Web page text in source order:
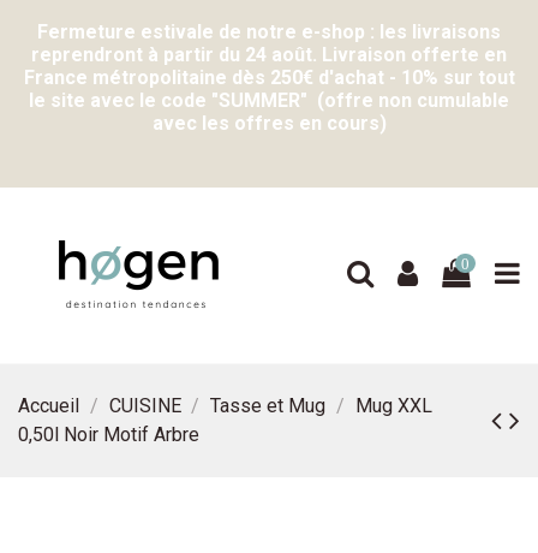
Fermeture estivale de notre e-shop : les livraisons
reprendront à partir du 24 août. Livraison offerte en
France métropolitaine dès 250€ d'achat - 10% sur tout
le site avec le code "SUMMER" (offre non cumulable
avec les offres en cours)
0
Accueil CUISINE Tasse et Mug
Mug XXL
0,50l Noir Motif Arbre